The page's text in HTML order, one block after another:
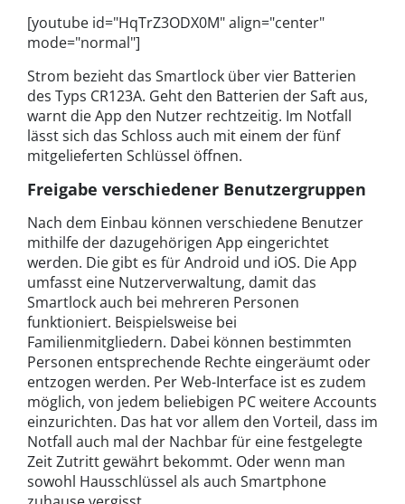
[youtube id="HqTrZ3ODX0M" align="center"
mode="normal"]
Strom bezieht das Smartlock über vier Batterien
des Typs CR123A. Geht den Batterien der Saft aus,
warnt die App den Nutzer rechtzeitig. Im Notfall
lässt sich das Schloss auch mit einem der fünf
mitgelieferten Schlüssel öffnen.
Freigabe verschiedener Benutzergruppen
Nach dem Einbau können verschiedene Benutzer
mithilfe der dazugehörigen App eingerichtet
werden. Die gibt es für Android und iOS. Die App
umfasst eine Nutzerverwaltung, damit das
Smartlock auch bei mehreren Personen
funktioniert. Beispielsweise bei
Familienmitgliedern. Dabei können bestimmten
Personen entsprechende Rechte eingeräumt oder
entzogen werden. Per Web-Interface ist es zudem
möglich, von jedem beliebigen PC weitere Accounts
einzurichten. Das hat vor allem den Vorteil, dass im
Notfall auch mal der Nachbar für eine festgelegte
Zeit Zutritt gewährt bekommt. Oder wenn man
sowohl Hausschlüssel als auch Smartphone